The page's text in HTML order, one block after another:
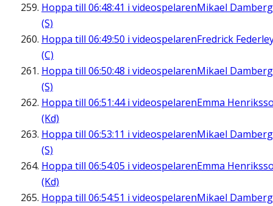
Hoppa till 06:48:41 i videospelarenMikael Damberg
(S)
Hoppa till 06:49:50 i videospelarenFredrick
(C)
Hoppa till 06:50:48 i videospelarenMikael Damberg
(S)
Hoppa till 06:51:44i videospelarenEmma
(Kd)
Hoppa till 06:53:11 i videospelarenMikael Damberg
(S)
Hoppa till 06:54:05 i videospelarenEmma
(Kd)
Hoppa till 06:54:51 i videospelarenMikael Damberg